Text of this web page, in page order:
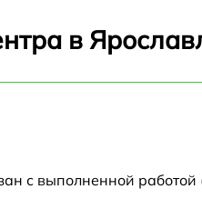
в
с выполненной